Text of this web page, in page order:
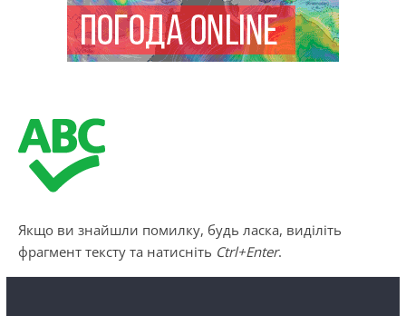
Якщо ви знайшли помилку, будь ласка, виділіть
фрагмент тексту та натисніть Ctrl+Enter.